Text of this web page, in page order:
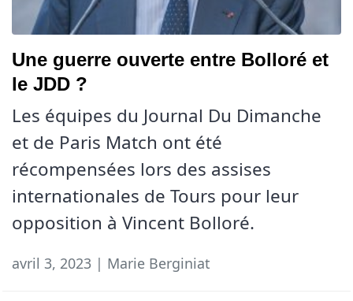
Une guerre ouverte entre Bolloré et
le JDD ?
Les équipes du Journal Du Dimanche
et de Paris Match ont été
récompensées lors des assises
internationales de Tours pour leur
opposition à Vincent Bolloré.
avril 3, 2023 | Marie Berginiat